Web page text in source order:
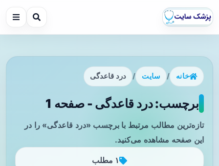
خانه / سایت / درد قاعدگی
برچسب: درد قاعدگی - صفحه 1
تازه‌ترین مطالب مرتبط با برچسب «درد قاعدگی» را در
این صفحه مشاهده می‌کنید.
۱ مطلب